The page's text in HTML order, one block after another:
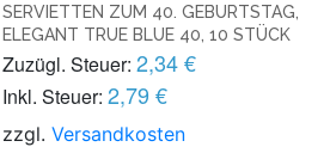
SERVIETTEN ZUM 40. GEBURTSTAG,
ELEGANT TRUE BLUE 40, 10 STÜCK
Zuzügl. Steuer: 2,34 €
Inkl. Steuer: 2,79 €
zzgl.Versandkosten